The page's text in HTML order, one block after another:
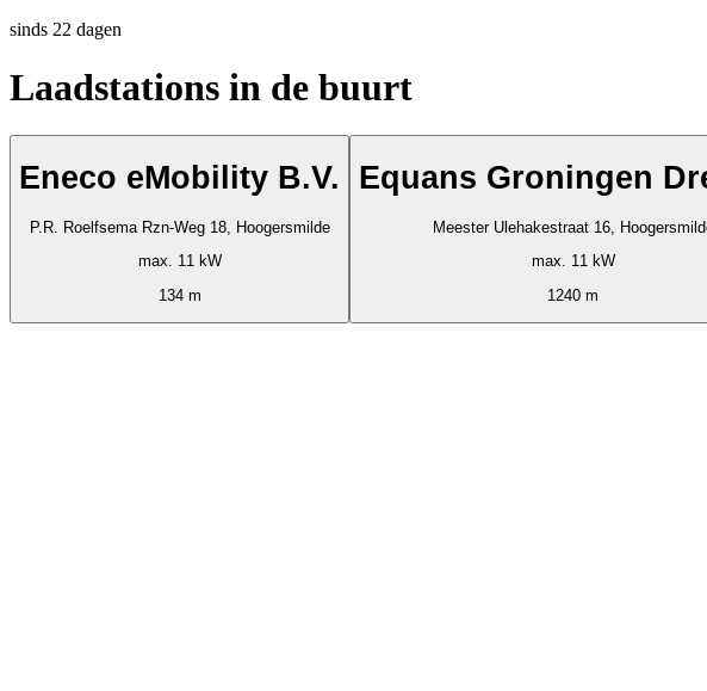
sinds 22 dagen
Laadstations in de buurt
Eneco eMobility B.V.
P.R. Roelfsema Rzn-Weg 18, Hoogersmilde
max. 11 kW
134 m
Equans Groningen
Meester Ulehakestraat 16,
max. 11 kW
1240 m